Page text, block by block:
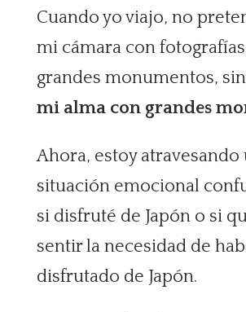
Cuando yo viajo, no
mi cámara con
grandes monumentos,
mi alma con grandes
Ahora, estoy atravesando
situación emocional
si disfruté de Japón o si
sentir la necesidad de
disfrutado de Japón.